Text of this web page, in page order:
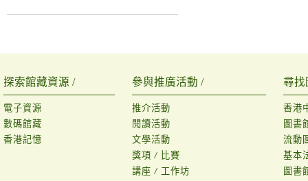
探索館藏資源 /
電子資源
數碼館藏
香港記憶
參與推廣活動 /
推介活動
閱讀活動
文學活動
獎項 / 比賽
講座 / 工作坊
尋找
香港
圖書
流動
基本
圖書